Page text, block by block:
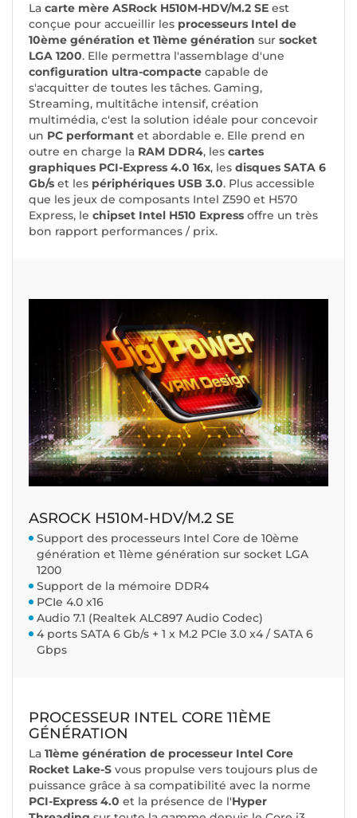
La carte mère ASRock H510M-HDV/M.2 SE est
conçue pour accueillir les processeurs Intel de
10ème génération et 11ème génération sur socket
LGA 1200. Elle permettra l'assemblage d'une
configuration ultra-compacte capable de
s'acquitter de toutes les tâches. Gaming,
Streaming, multitâche intensif, création
multimédia, c'est la solution idéale pour concevoir
un PC performant et abordable e. Elle prend en
outre en charge la RAM DDR4, les cartes
graphiques PCI-Express 4.0 16x, les disques SATA 6
Gb/s et les périphériques USB 3.0. Plus accessible
que les jeux de composants Intel Z590 et H570
Express, le chipset Intel H510 Express offre un très
bon rapport performances / prix.
ASROCK H510M-HDV/M.2 SE
Support des processeurs Intel Core de 10ème
génération et 11ème génération sur socket LGA
1200
Support de la mémoire DDR4
PCIe 4.0 x16
Audio 7.1 (Realtek ALC897 Audio Codec)
4 ports SATA 6 Gb/s + 1 x M.2 PCIe 3.0 x4 / SATA 6
Gbps
PROCESSEUR INTEL CORE 11ÈME
GÉNÉRATION
La 11ème génération de processeur Intel Core
Rocket Lake-S vous propulse vers toujours plus de
puissance grâce à sa compatibilité avec la norme
PCI-Express 4.0 et la présence de l'Hyper